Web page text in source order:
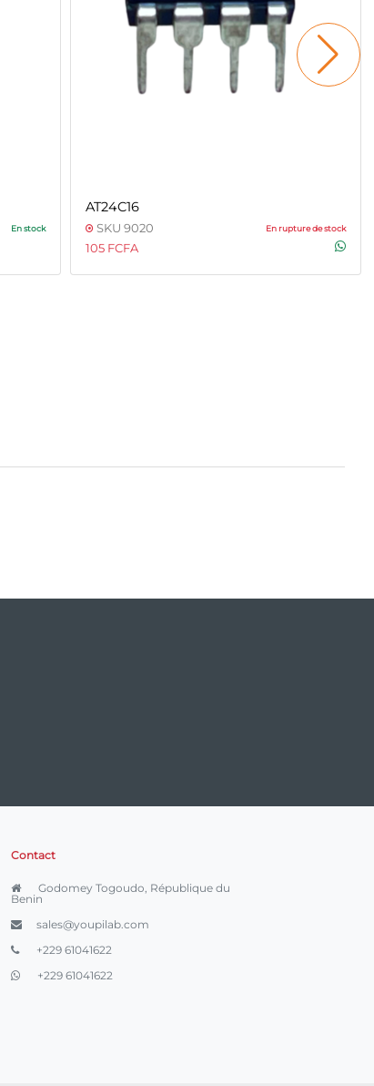
En stock
AT24C16
SKU 9020 En rupture de stock
105 FCFA
Contact
Godomey Togoudo, République du
Benin
sales@youpilab.com
+229 61041622
+229 61041622